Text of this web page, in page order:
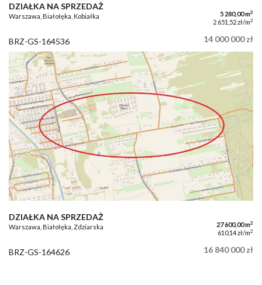
DZIAŁKA NA SPRZEDAŻ
Warszawa, Białołęka, Kobiałka 5 280,00 m2
2 651,52 zł/m2
BRZ-GS-164536 14 000 000 zł
DZIAŁKA NA SPRZEDAŻ
Warszawa, Białołęka, Zdziarska 27 600,00 m2
610,14 zł/m2
BRZ-GS-164626 16 840 000 zł